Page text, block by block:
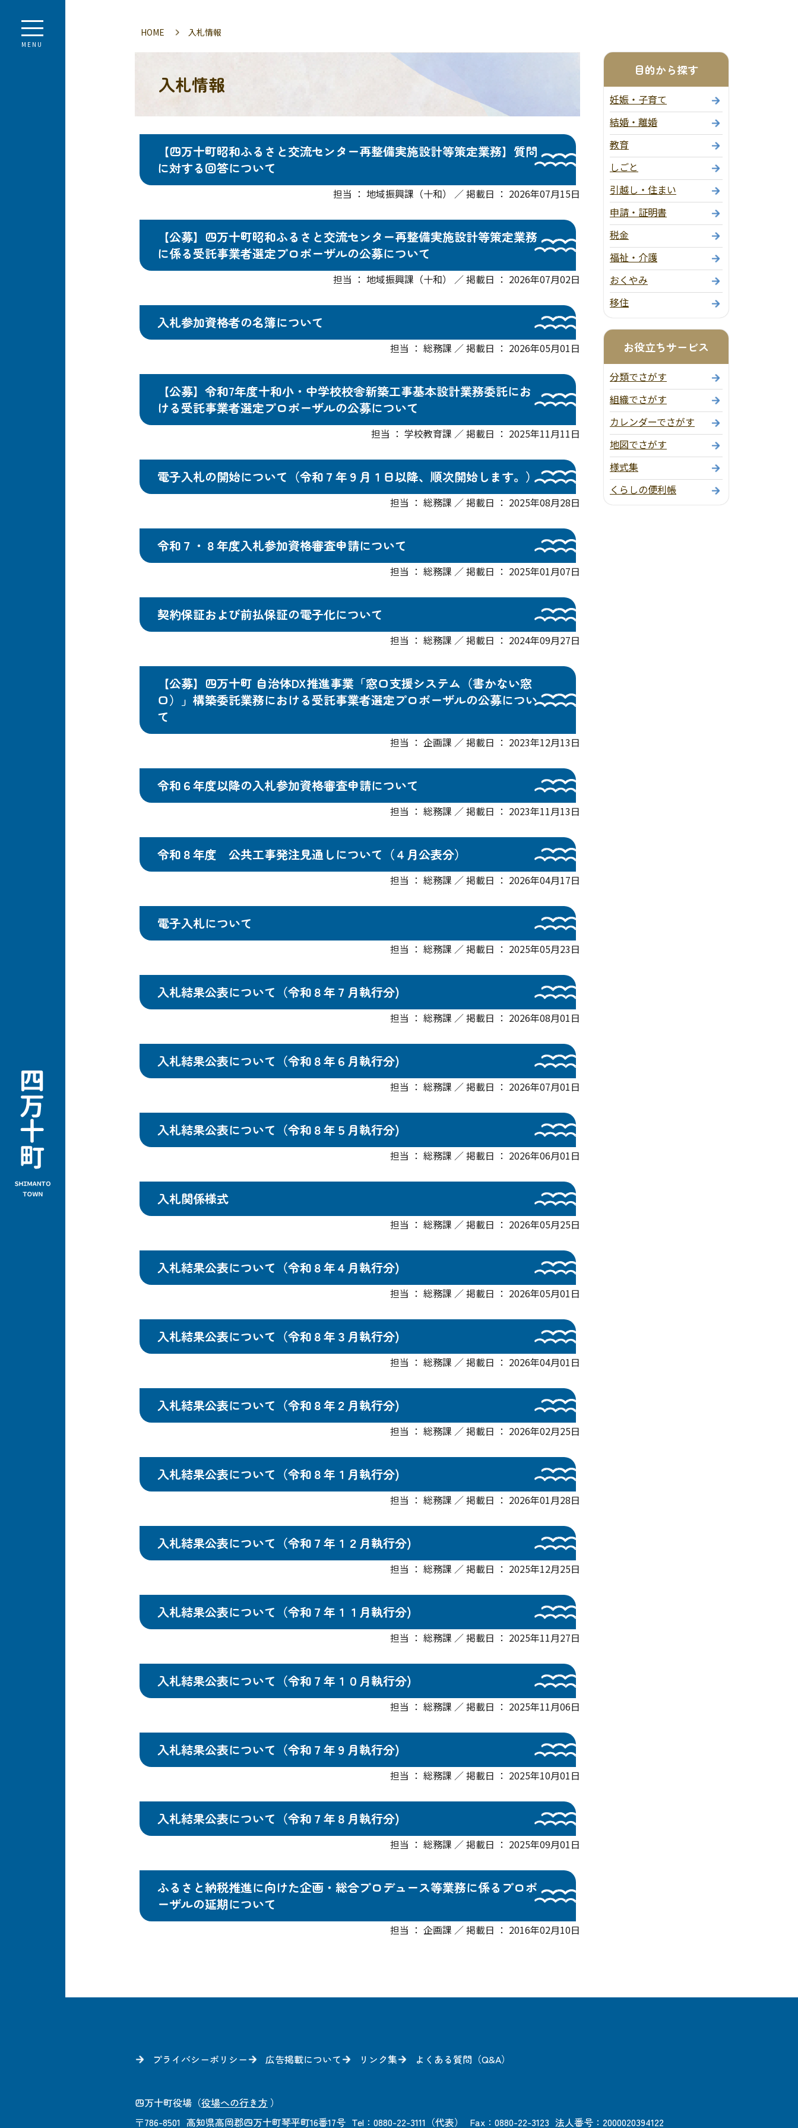
MENU
HOME 入札情報
入札情報
【四万十町昭和ふるさと交流センター再整備実施設計等策定業務】質問
に対する回答について
担当 ： 地域振興課（十和） ／ 掲載日 ： 2026年07月15日
【公募】四万十町昭和ふるさと交流センター再整備実施設計等策定業務
に係る受託事業者選定プロポーザルの公募について
担当 ： 地域振興課（十和） ／ 掲載日 ： 2026年07月02日
入札参加資格者の名簿について
担当 ： 総務課 ／ 掲載日 ： 2026年05月01日
【公募】令和7年度十和小・中学校校舎新築工事基本設計業務委託にお
ける受託事業者選定プロポーザルの公募について
担当 ： 学校教育課 ／ 掲載日 ： 2025年11月11日
電子入札の開始について（令和７年９月１日以降、順次開始します。）
担当 ： 総務課 ／ 掲載日 ： 2025年08月28日
令和７・８年度入札参加資格審査申請について
担当 ： 総務課 ／ 掲載日 ： 2025年01月07日
契約保証および前払保証の電子化について
担当 ： 総務課 ／ 掲載日 ： 2024年09月27日
【公募】四万十町 自治体DX推進事業「窓口支援システム（書かない窓
口）」構築委託業務における受託事業者選定プロポーザルの公募につい
て
担当 ： 企画課 ／ 掲載日 ： 2023年12月13日
令和６年度以降の入札参加資格審査申請について
担当 ： 総務課 ／ 掲載日 ： 2023年11月13日
令和８年度 公共工事発注見通しについて（４月公表分）
担当 ： 総務課 ／ 掲載日 ： 2026年04月17日
電子入札について
担当 ： 総務課 ／ 掲載日 ： 2025年05月23日
入札結果公表について（令和８年７月執行分)
担当 ： 総務課 ／ 掲載日 ： 2026年08月01日
入札結果公表について（令和８年６月執行分)
担当 ： 総務課 ／ 掲載日 ： 2026年07月01日
入札結果公表について（令和８年５月執行分)
担当 ： 総務課 ／ 掲載日 ： 2026年06月01日
入札関係様式
担当 ： 総務課 ／ 掲載日 ： 2026年05月25日
入札結果公表について（令和８年４月執行分)
担当 ： 総務課 ／ 掲載日 ： 2026年05月01日
入札結果公表について（令和８年３月執行分)
担当 ： 総務課 ／ 掲載日 ： 2026年04月01日
入札結果公表について（令和８年２月執行分)
担当 ： 総務課 ／ 掲載日 ： 2026年02月25日
入札結果公表について（令和８年１月執行分)
担当 ： 総務課 ／ 掲載日 ： 2026年01月28日
入札結果公表について（令和７年１２月執行分)
担当 ： 総務課 ／ 掲載日 ： 2025年12月25日
入札結果公表について（令和７年１１月執行分)
担当 ： 総務課 ／ 掲載日 ： 2025年11月27日
入札結果公表について（令和７年１０月執行分)
担当 ： 総務課 ／ 掲載日 ： 2025年11月06日
入札結果公表について（令和７年９月執行分)
担当 ： 総務課 ／ 掲載日 ： 2025年10月01日
入札結果公表について（令和７年８月執行分)
担当 ： 総務課 ／ 掲載日 ： 2025年09月01日
ふるさと納税推進に向けた企画・総合プロデュース等業務に係るプロポ
ーザルの延期について
担当 ： 企画課 ／ 掲載日 ： 2016年02月10日
目的から探す
妊娠・子育て
結婚・離婚
教育
しごと
引越し・住まい
申請・証明書
税金
福祉・介護
おくやみ
移住
お役立ちサービス
分類でさがす
組織でさがす
カレンダーでさがす
地図でさがす
様式集
くらしの便利帳
プライバシーポリシー 広告掲載について リンク集 よくある質問（Q&A）
四万十町役場 （役場への行き方 ）
〒786-8501 高知県高岡郡四万十町琴平町16番17号 Tel：0880-22-3111（代表） Fax：0880-22-3123 法人番号：2000020394122